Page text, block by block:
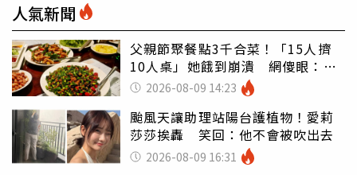
人氣新聞
父親節聚餐點3千合菜！「15人擠
10人桌」她餓到崩潰 網傻眼：讓
店家看笑話
2026-08-09 14:23
颱風天讓助理站陽台護植物！愛莉
莎莎挨轟 笑回：他不會被吹出去
2026-08-09 16:31